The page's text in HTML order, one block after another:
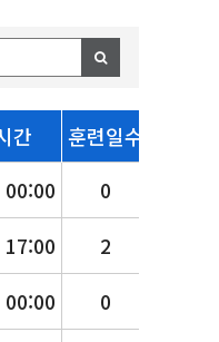
간 훈련일수
0
2
0